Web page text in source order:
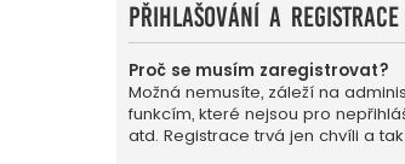
Přihlašování a registrace
Proč se musím zaregistrovat?
Možná nemusíte, záleží na
funkcím, které nejsou pro
atd. Registrace trvá jen chvíli a